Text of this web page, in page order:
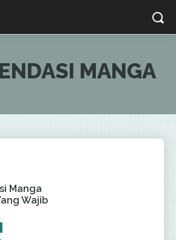
MANGA
Manga
Wajib